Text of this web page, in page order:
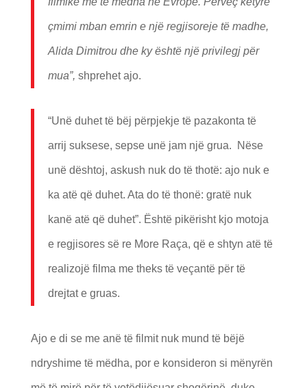
çmimi mban emrin e një regjisoreje të madhe,
Alida Dimitrou dhe ky është një privilegj për
mua”, shprehet ajo.
“Unë duhet të bëj përpjekje të pazakonta të
arrij suksese, sepse unë jam një grua. Nëse
unë dështoj, askush nuk do të thotë: ajo nuk e
ka atë që duhet. Ata do të thonë: gratë nuk
kanë atë që duhet”. Është pikërisht kjo motoja
e regjisores së re More Raça, që e shtyn atë të
realizojë filma me theks të veçantë për të
drejtat e gruas.
Ajo e di se me anë të filmit nuk mund të bëjë
ndryshime të mëdha, por e konsideron si mënyrën